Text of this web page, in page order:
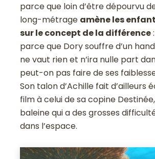
parce que loin d’être dépourvu
long-métrage amène les
sur le concept de la différence
parce que Dory souffre d’un
ne vaut rien et n’ira nulle part
peut-on pas faire de ses
Son talon d’Achille fait d’ailleurs
film à celui de sa copine
baleine qui a des grosses
dans l’espace.